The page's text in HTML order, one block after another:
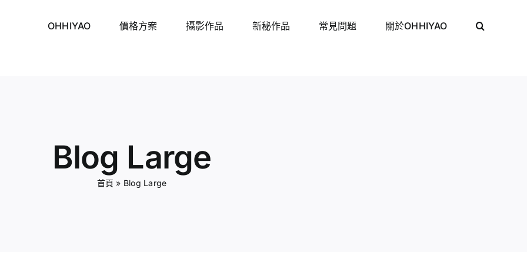
OHHIYAO 價格方案 攝影作品 新秘作品 常見問題 關於OHHIYAO
Blog Large
首頁 » Blog Large